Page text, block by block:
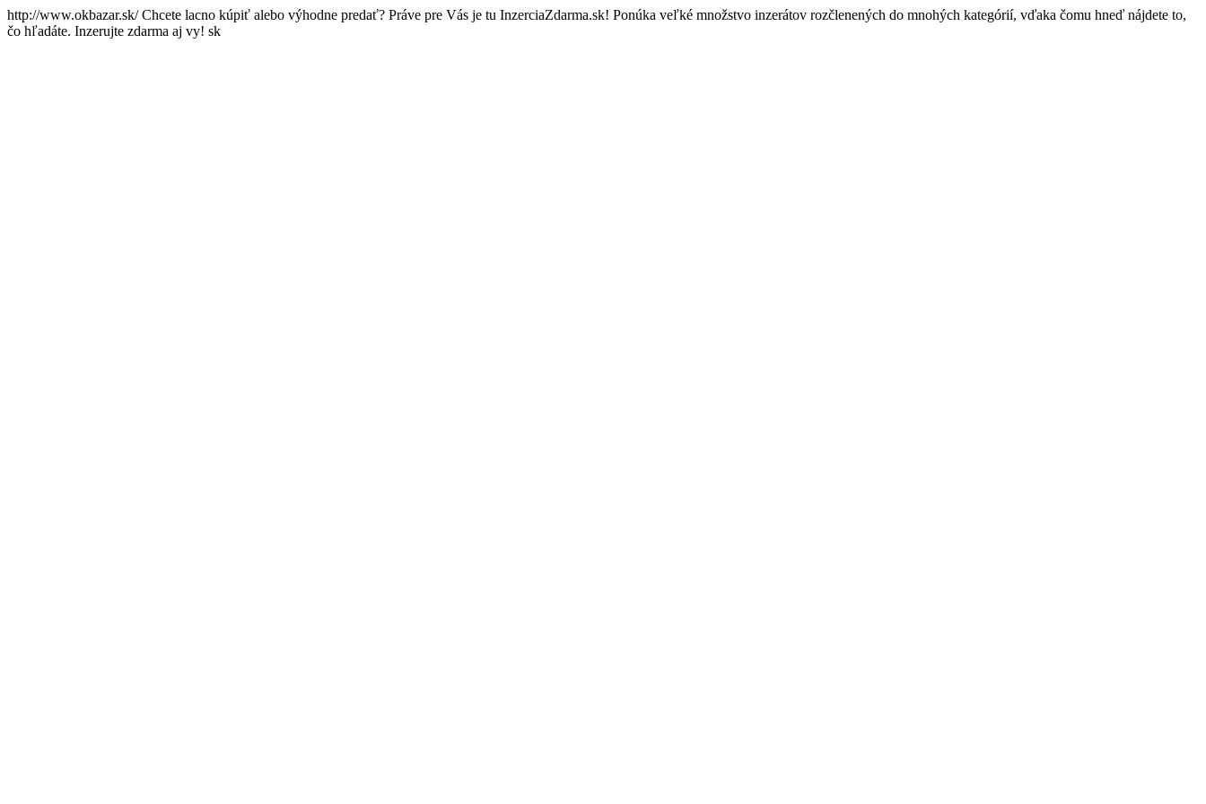
http://www.okbazar.sk/Chcete lacno kúpiť alebo výhodne predať? Práve pre Vás je tu InzerciaZdarma.sk! Ponúka veľké množstvo inzerátov rozčlenených do mnohých kategórií, vďaka čomu hneď nájdete to,
čo hľadáte. Inzerujte zdarma aj vy! sk